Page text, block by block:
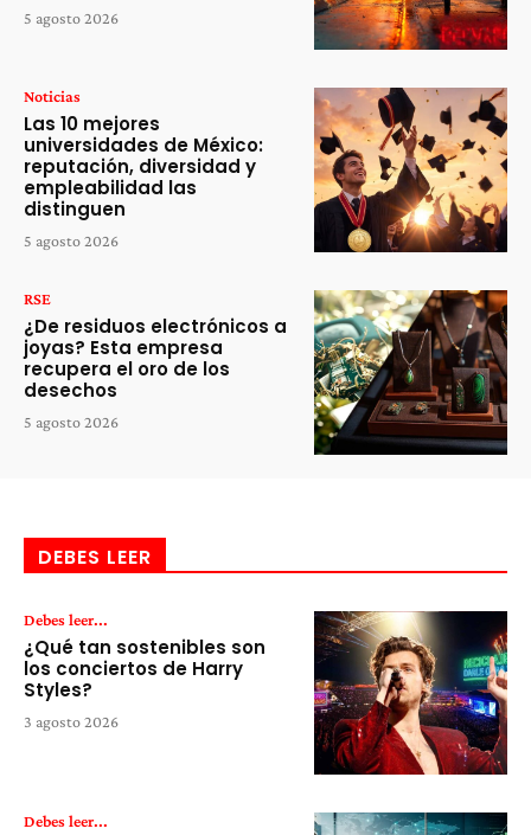
5 agosto 2026
Noticias
Las 10 mejores
universidades de México:
reputación, diversidad y
empleabilidad las
distinguen
5 agosto 2026
RSE
¿De residuos electrónicos a
joyas? Esta empresa
recupera el oro de los
desechos
5 agosto 2026
DEBES LEER
Debes leer...
¿Qué tan sostenibles son
los conciertos de Harry
Styles?
3 agosto 2026
Debes leer...